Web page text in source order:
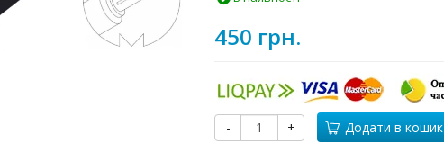
450 грн.
- + Додати в кошик